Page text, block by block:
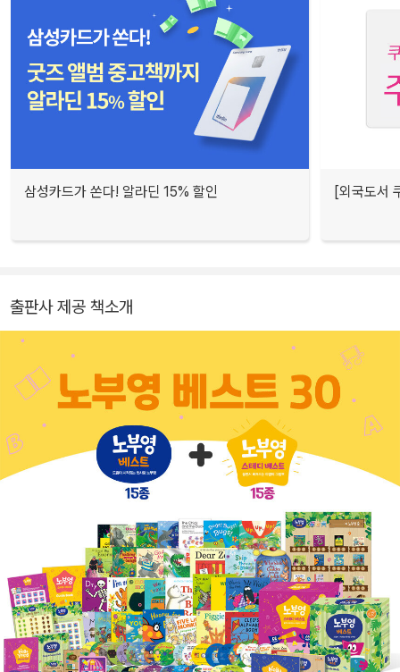
삼성카드가 쏜다! 알라딘 15% 할인 [외국도서
출판사 제공 책소개